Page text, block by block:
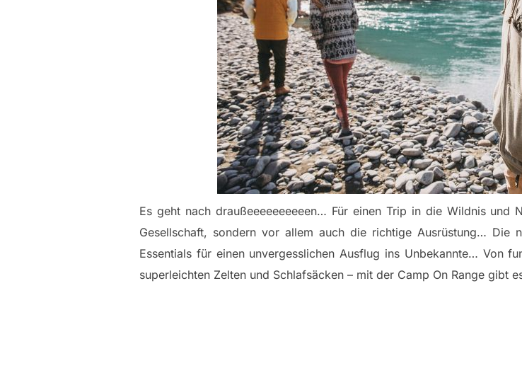
Es geht nach draußeeeeeeeeeen… Für einen Trip in die Wildnis
Gesellschaft, sondern vor allem auch die richtige Ausrüstung… Die
Essentials für einen unvergesslichen Ausflug ins Unbekannte… Von
superleichten Zelten und Schlafsäcken – mit der Camp On Range gibt